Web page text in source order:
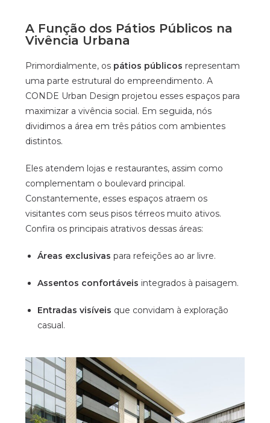
A Função dos Pátios Públicos na
Vivência Urbana
Primordialmente, os pátios públicos representam
uma parte estrutural do empreendimento. A
CONDE Urban Design projetou esses espaços para
maximizar a vivência social. Em seguida, nós
dividimos a área em três pátios com ambientes
distintos.
Eles atendem lojas e restaurantes, assim como
complementam o boulevard principal.
Constantemente, esses espaços atraem os
visitantes com seus pisos térreos muito ativos.
Confira os principais atrativos dessas áreas:
Áreas exclusivas para refeições ao ar livre.
Assentos confortáveis integrados à paisagem.
Entradas visíveis que convidam à exploração
casual.